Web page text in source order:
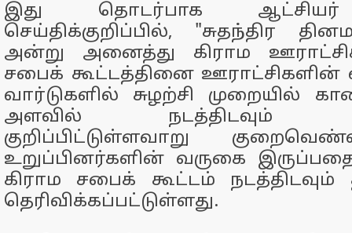
இது தொடர்பாக ஆட்சியர்
செய்திக்குறிப்பில், "சுதந்திர
அன்று அனைத்து கிராம
சபைக் கூட்டத்தினை ஊராட்சிகளின்
வார்டுகளில் சுழற்சி முறையில்
அளவில் நடத்திடவும்
குறிப்பிட்டுள்ளவாறு
உறுப்பினர்களின் வருகை
கிராம சபைக் கூட்டம்
தெரிவிக்கப்பட்டுள்ளது.